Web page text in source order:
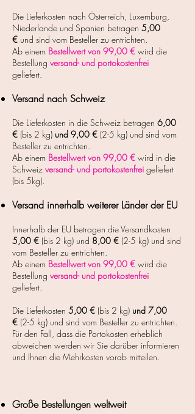
Die Lieferkosten nach Österreich, Luxemburg,
Niederlande und Spanien betragen 5,00
€ und sind vom Besteller zu entrichten.
Ab einem Bestellwert von 99,00 € wird die
Bestellung versand- und portokostenfrei
geliefert.
Versand nach Schweiz
Die Lieferkosten in die Schweiz betragen 6,00
€ (bis 2 kg) und 9,00 € (2-5 kg) und sind vom
Besteller zu entrichten.
Ab einem Bestellwert von 99,00 € wird in die
Schweiz versand- und portokostenfrei geliefert
(bis 5kg). ​
Versand innerhalb weiterer Länder der EU
Innerhalb der EU betragen die Versandkosten
5,00 € (bis 2 kg) und 8,00 € (2-5 kg) und sind
vom Besteller zu entrichten.
Ab einem Bestellwert von 99,00 € wird die
Bestellung versand- und portokostenfrei
geliefert.
Die Lieferkosten 5,00 € (bis 2 kg) und 7,00
€ (2-5 kg) und sind vom Besteller zu entrichten.
Für den Fall, dass die Portokosten erheblich
abweichen werden wir Sie darüber informieren
und Ihnen die Mehrkosten vorab mitteilen.
Große Bestellungen weltweit